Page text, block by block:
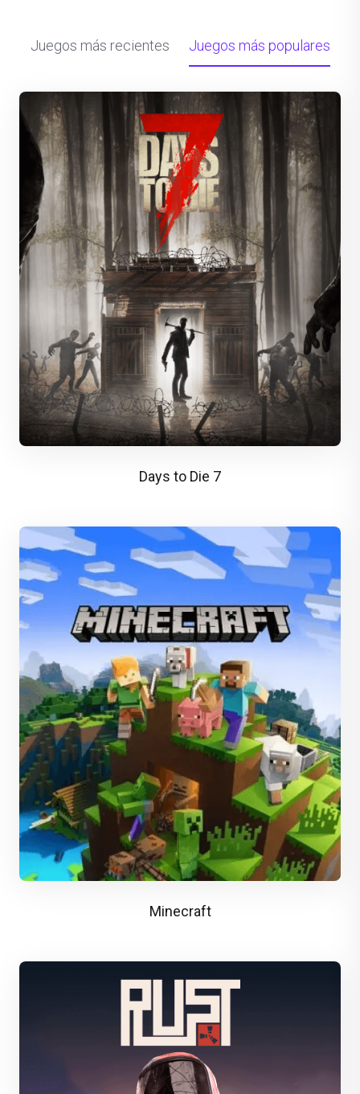
Juegos más populares
Juegos más recientes
7 Days to Die
Minecraft